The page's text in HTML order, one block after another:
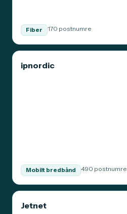
Fiber 170 postnumre
ipnordic
Mobilt bredbånd 490 postnumre
Jetnet